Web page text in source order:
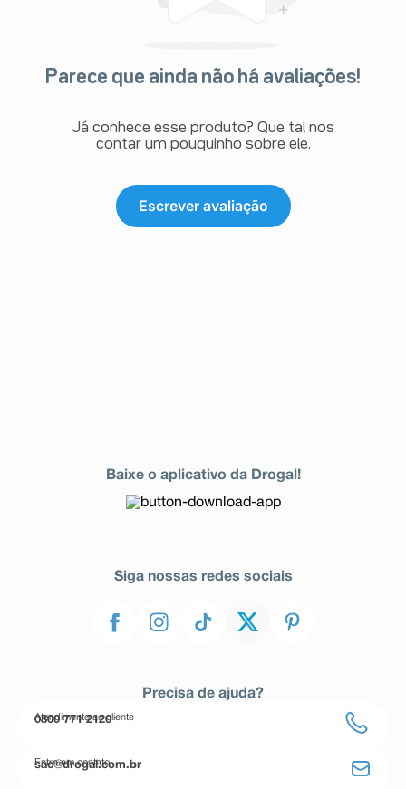
Parece que ainda não há avaliações!
Já conhece esse produto? Que tal nos
contar um pouquinho sobre ele.
Escrever avaliação
Baixe o aplicativo da Drogal!
Siga nossas redes sociais
Precisa de ajuda?
Atendimento ao cliente
0800 771 2120
Entre em contato
sac@drogal.com.br